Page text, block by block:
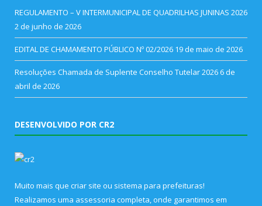
REGULAMENTO – V INTERMUNICIPAL DE QUADRILHAS JUNINAS 2026
2 de junho de 2026
EDITAL DE CHAMAMENTO PÚBLICO Nº 02/2026 19 de maio de 2026
Resoluções Chamada de Suplente Conselho Tutelar 2026 6 de
abril de 2026
DESENVOLVIDO POR CR2
Muito mais que criar site ou sistema para prefeituras!
Realizamos uma assessoria completa, onde garantimos em